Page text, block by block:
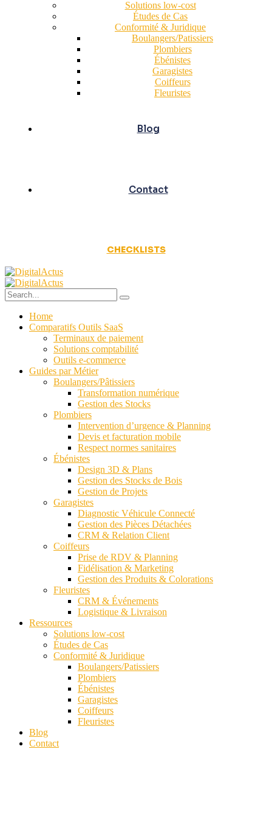
Solutions low-cost
Études de Cas
Conformité & Juridique
Boulangers/Patissiers
Plombiers
Ébénistes
Garagistes
Coiffeurs
Fleuristes
Blog
Contact
CHECKLISTS
Home
Comparatifs Outils SaaS
Terminaux de paiement
Solutions comptabilité
Outils e-commerce
Guides par Métier
Boulangers/Pâtissiers
Transformation numérique
Gestion des Stocks
Plombiers
Intervention d’urgence & Planning
Devis et facturation mobile
Respect normes sanitaires
Ébénistes
Design 3D & Plans
Gestion des Stocks de Bois
Gestion de Projets
Garagistes
Diagnostic Véhicule Connecté
Gestion des Pièces Détachées
CRM & Relation Client
Coiffeurs
Prise de RDV & Planning
Fidélisation & Marketing
Gestion des Produits & Colorations
Fleuristes
CRM & Événements
Logistique & Livraison
Ressources
Solutions low-cost
Études de Cas
Conformité & Juridique
Boulangers/Patissiers
Plombiers
Ébénistes
Garagistes
Coiffeurs
Fleuristes
Blog
Contact